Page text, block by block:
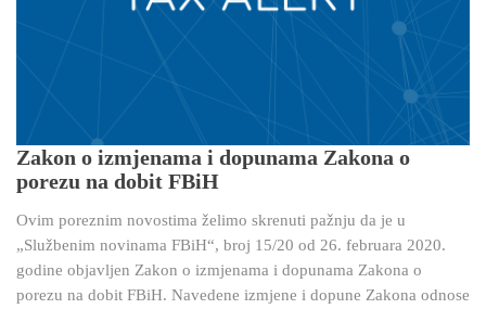
Zakon o izmjenama i dopunama Zakona o
porezu na dobit FBiH
Ovim poreznim novostima želimo skrenuti pažnju da je u
„Službenim novinama FBiH“, broj 15/20 od 26. februara 2020.
godine objavljen Zakon o izmjenama i dopunama Zakona o
porezu na dobit FBiH. Navedene izmjene i dopune Zakona odnose